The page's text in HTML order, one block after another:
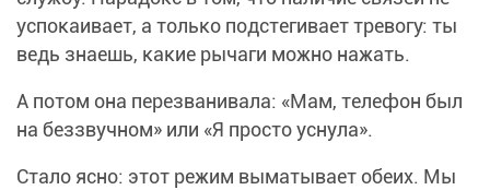
успокаивает, а только подстегивает тревогу: ты
ведь знаешь, какие рычаги можно нажать.
А потом она перезванивала: «Мам, телефон был
на беззвучном» или «Я просто уснула».
Стало ясно: этот режим выматывает обеих. Мы